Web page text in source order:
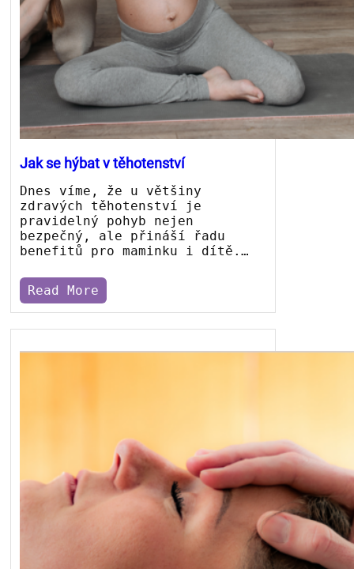
Jak se hýbat v těhotenství
Dnes víme, že u většiny
zdravých těhotenství je
pravidelný pohyb nejen
bezpečný, ale přináší řadu
benefitů pro maminku i dítě.…
Read More